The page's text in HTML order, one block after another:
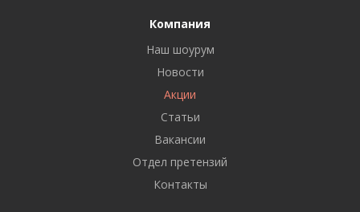
Компания
Наш шоурум
Новости
Акции
Статьи
Вакансии
Отдел претензий
Контакты